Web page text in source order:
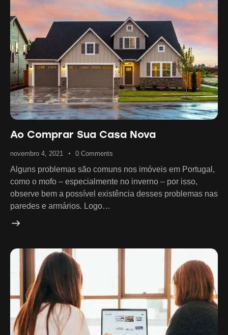
Ao Comprar Sua Casa Nova
novembro 4, 2021 0 Comments
Alguns problemas são comuns nos imóveis em Portugal,
como o mofo – especialmente no inverno – por isso,
observe bem a possível existência desses problemas nas
paredes e armários. Logo…